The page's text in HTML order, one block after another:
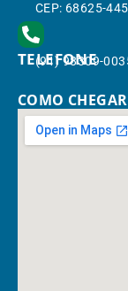
CEP: 68625-445
TELEFONE
(91) 98309-
COMO